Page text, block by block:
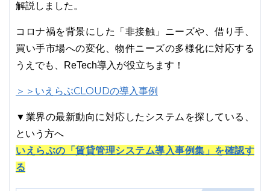
解説しました。
コロナ禍を背景にした「非接触」ニーズや、借り手、
買い手市場への変化、物件ニーズの多様化に対応する
うえでも、ReTech導入が役立ちます！
＞＞いえらぶCLOUDの導入事例
▼業界の最新動向に対応したシステムを探している、
という方へ
いえらぶの「賃貸管理システム導入事例集」を確認す
る